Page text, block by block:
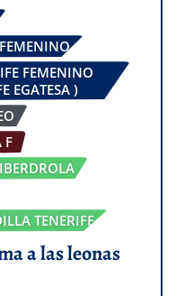
FEMENINO
EGATESA )
F
TENERIFE
a las leonas